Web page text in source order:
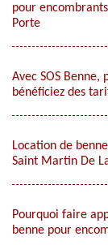
pour
Porte
Avec SOS
bénéficiez des
Location de
Saint Martin De
Pourquoi faire
benne pour